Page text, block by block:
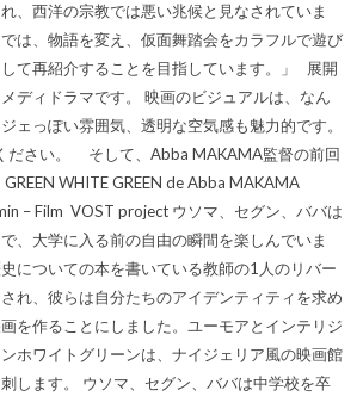
、西洋の宗教では悪い兆候と見なされていま
は、物語を変え、仮面舞踏会をカラフルで遊び
て再紹介することを目指しています。」 展開
ディドラマです。 映画のビジュアルは、なん
ェっぽい雰囲気、透明な空気感も魅力的です。
ださい。 そして、Abba MAKAMA監督の前回
WHITE GREEN de Abba MAKAMA
– Film VOST project ウソマ、セグン、ババは
、大学に入る前の自由の瞬間を楽しんでいま
についての本を書いている教師の1人のリバー
れ、彼らは自分たちのアイデンティティを求め
を作ることにしました。ユーモアとインテリジ
ホワイトグリーンは、ナイジェリア風の映画館
します。 ウソマ、セグン、ババは中学校を卒